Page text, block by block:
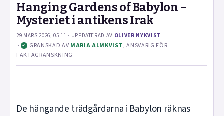
Hanging Gardens of Babylon –
Mysteriet i antikens Irak
29 MARS 2026, 05:11 · UPPDATERAD AV OLIVER NYKVIST
· ✓ GRANSKAD AV MARIA ALMKVIST, ANSVARIG FÖR
FAKTAGRANSKNING
De hängande trädgårdarna i Babylon räknas